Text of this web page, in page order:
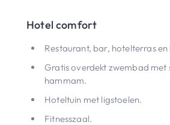
Hotel comfort
Restaurant, bar, hotelterras en
Gratis overdekt zwembad met
hammam.
Hoteltuin met ligstoelen.
Fitnesszaal.